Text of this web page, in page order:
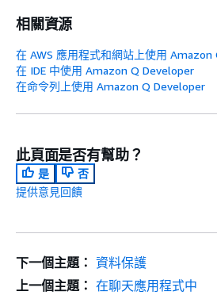
相關資源
在 AWS 應用程式和網站上使用 Amazon
在 IDE 中使用 Amazon Q Developer
在命令列上使用 Amazon Q Developer
此頁面是否有幫助？
是
否
提供意見回饋
下一個主題： 資料保護
上一個主題： 在聊天應用程式中